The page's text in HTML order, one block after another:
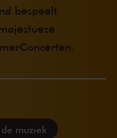
bespeelt
muziek